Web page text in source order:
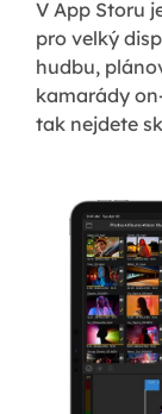
V App Storu
pro velký
hudbu,
kamarády
tak nejdete